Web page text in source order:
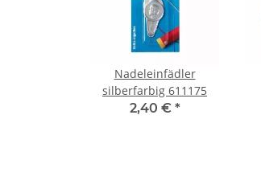
Nadeleinfädler
silberfarbig 611175
2,40 € *